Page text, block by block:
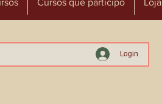
Login